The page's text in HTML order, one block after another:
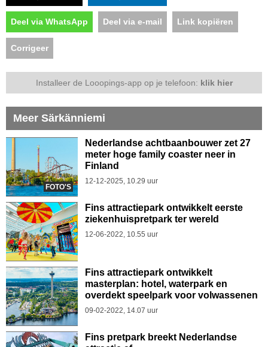
Deel via WhatsApp Deel via e-mail Link kopiëren
Corrigeer
Installeer de Looopings-app op je telefoon: klik hier
Meer Särkänniemi
FOTO'S
Nederlandse achtbaanbouwer zet 27
meter hoge family coaster neer in
Finland
12-12-2025, 10.29 uur
Fins attractiepark ontwikkelt eerste
ziekenhuispretpark ter wereld
12-06-2022, 10.55 uur
Fins attractiepark ontwikkelt
masterplan: hotel, waterpark en
overdekt speelpark voor volwassenen
09-02-2022, 14.07 uur
Fins pretpark breekt Nederlandse